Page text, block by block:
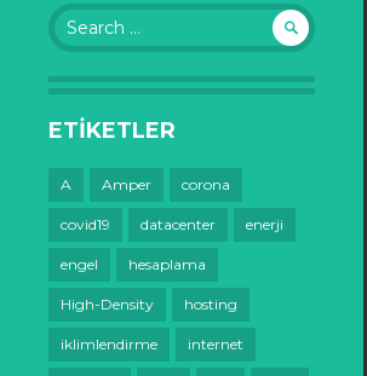
Search
for:
ETIKETLER
A Amper corona
covid19 datacenter enerji
engel hesaplama
High-Density hosting
iklimlendirme internet